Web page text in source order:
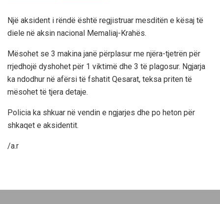
Një aksident i rëndë është regjistruar mesditën e kësaj të
diele në aksin nacional Memaliaj-Krahës.
Mësohet se 3 makina janë përplasur me njëra-tjetrën për
rrjedhojë dyshohet për 1 viktimë dhe 3 të plagosur. Ngjarja
ka ndodhur në afërsi të fshatit Qesarat, teksa priten të
mësohet të tjera detaje.
Policia ka shkuar në vendin e ngjarjes dhe po heton për
shkaqet e aksidentit.
/a.r